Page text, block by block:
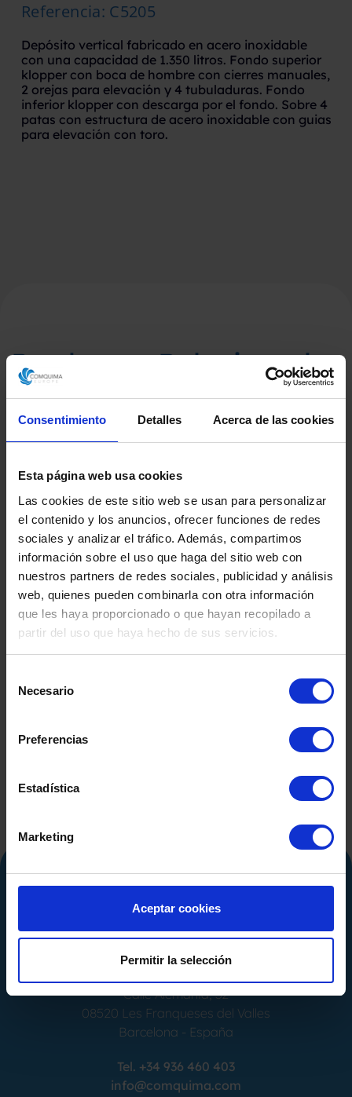
Consentimiento Detalles Acerca de las cookies
Esta página web usa cookies
Las cookies de este sitio web se usan para personalizar
el contenido y los anuncios, ofrecer funciones de redes
sociales y analizar el tráfico. Además, compartimos
información sobre el uso que haga del sitio web con
nuestros partners de redes sociales, publicidad y análisis
web, quienes pueden combinarla con otra información
que les haya proporcionado o que hayan recopilado a
partir del uso que haya hecho de sus servicios.
Necesario
Preferencias
Estadística
Marketing
Aceptar cookies
Permitir la selección
Referencia: C5205
Depósito vertical fabricado en acero inoxidable
con una capacidad de 1.350 litros. Fondo superior
klopper con boca de hombre con cierres manuales,
2 orejas para elevación y 4 tubuladuras. Fondo
inferior klopper con descarga por el fondo. Sobre 4
patas con estructura de acero inoxidable con guias
para elevación con toro.
Productos Relacionados
CO.INOX
Calle Alemania, 32
08520
Les Franqueses del Valles
Barcelona - España
Tel. +34 936 460 403
info@comquima.com